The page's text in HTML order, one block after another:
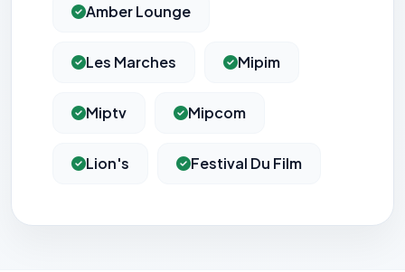
Amber Lounge
Les Marches Mipim
Miptv Mipcom
Lion's Festival Du Film